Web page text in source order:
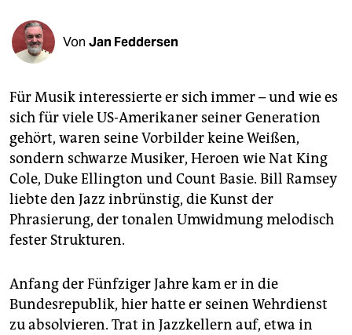
veranstaltungen
shop
unterstützen
abo
genossenschaft
epaper login
Von Jan Feddersen
Für Musik interessierte er sich immer – und wie es
sich für viele US-Amerikaner seiner Generation
gehört, waren seine Vorbilder keine Weißen,
sondern schwarze Musiker, Heroen wie Nat King
Cole, Duke Ellington und Count Basie. Bill Ramsey
liebte den Jazz inbrünstig, die Kunst der
Phrasierung, der tonalen Umwidmung melodisch
fester Strukturen.
Anfang der Fünfziger Jahre kam er in die
Bundesrepublik, hier hatte er seinen Wehrdienst
zu absolvieren. Trat in Jazzkellern auf, etwa in